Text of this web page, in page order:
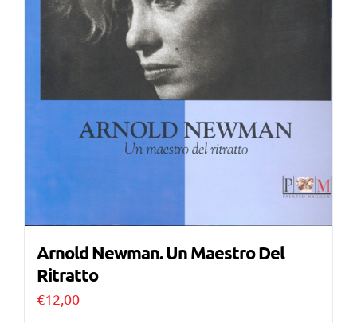
Arnold Newman. Un Maestro Del
Ritratto
€12,00